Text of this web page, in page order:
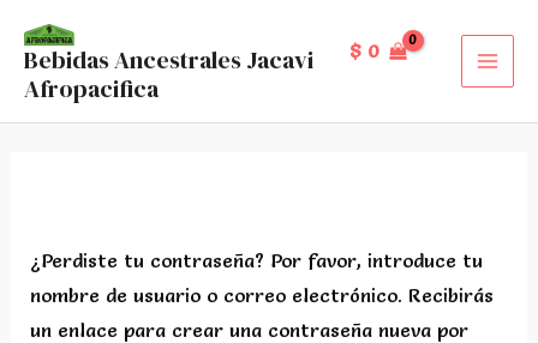
contenido
Bebidas Ancestrales Jacavi
Afropacifica
$ 0
¿Perdiste tu contraseña? Por favor, introduce tu
nombre de usuario o correo electrónico. Recibirás
un enlace para crear una contraseña nueva por